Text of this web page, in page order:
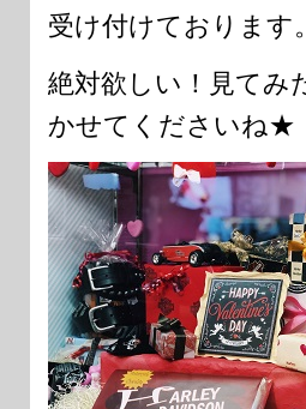
受け付けております。
絶対欲しい！見てみ
かせてくださいね★